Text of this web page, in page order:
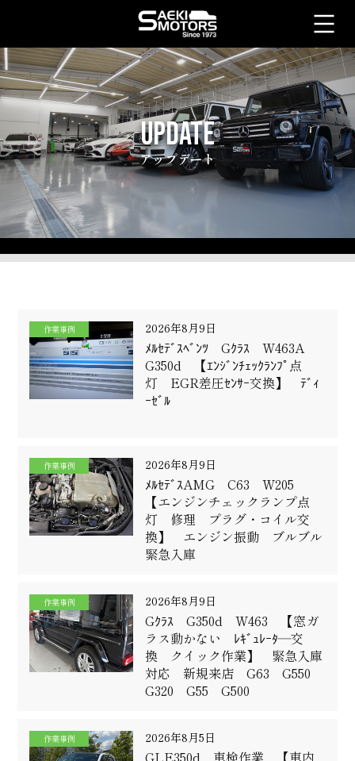
UPDATE
アップデート
作業事例 2026年8月9日
ﾒﾙｾﾃﾞｽﾍﾞﾝﾂ Gｸﾗｽ W463A
G350d 【ｴﾝｼﾞﾝﾁｪｯｸﾗﾝﾌﾟ点
灯 EGR差圧ｾﾝｻｰ交換】 ﾃﾞｨ
ｰｾﾞﾙ
作業事例 2026年8月9日
ﾒﾙｾﾃﾞｽAMG C63 W205
【エンジンチェックランプ点
灯 修理 プラグ・コイル交
換】 エンジン振動 ブルブル
緊急入庫
作業事例 2026年8月9日
Gｸﾗｽ G350d W463 【窓ガ
ラス動かない ﾚｷﾞｭﾚｰﾀ―交
換 クイック作業】 緊急入庫
対応 新規来店 G63 G550
G320 G55 G500
作業事例 2026年8月5日
GLE350d 車検作業 【車内